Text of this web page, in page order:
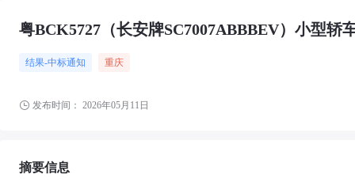
粤BCK5727（长安牌SC7007ABBBEV）小型轿
结果-中标通知 重庆
发布时间： 2026年05月11日
摘要信息